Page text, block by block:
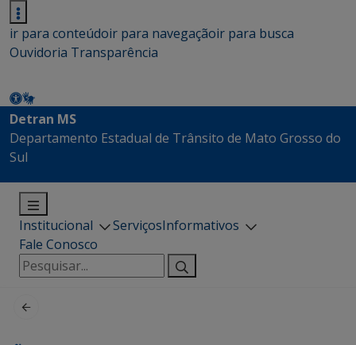
ir para conteúdoir para navegaçãoir para busca
Ouvidoria Transparência
Detran MS
Departamento Estadual de Trânsito de Mato Grosso do
Sul
Institucional ServiçosInformativos
Fale Conosco
Pesquisar
por: